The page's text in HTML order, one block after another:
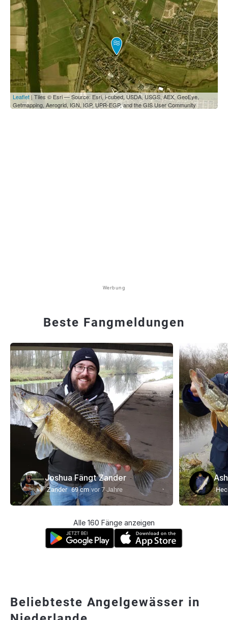
Leaflet | Tiles © Esri — Source: Esri, i-cubed, USDA, USGS, AEX, GeoEye,
Getmapping, Aerogrid, IGN, IGP, UPR-EGP, and the GIS User Community
Werbung
Beste Fangmeldungen
Joshua Fängt Zander
Zander 69 cm vor 7 Jahre
Alle 160 Fänge anzeigen
Beliebteste Angelgewässer in